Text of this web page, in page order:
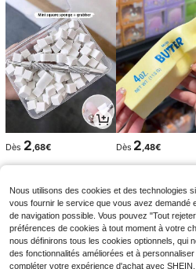
Dès 2 ,68€ Dès 2 ,48€
Nous utilisons des cookies et des technologies
vous fournir le service que vous avez demandé
de navigation possible. Vous pouvez "Tout
préférences de cookies à tout moment à votre
nous définirons tous les cookies optionnels, qui
des fonctionnalités améliorées et à
compléter votre expérience d'achat avec